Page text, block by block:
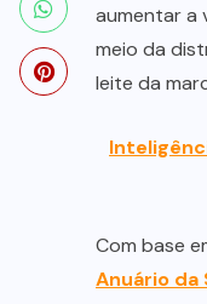
aumentar a
meio da
leite da
Com base
Anuário da